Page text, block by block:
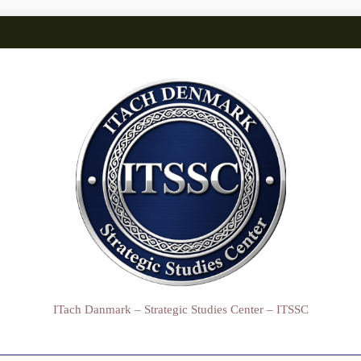
ITach Danmark – Strategic Studies Center – ITSSC